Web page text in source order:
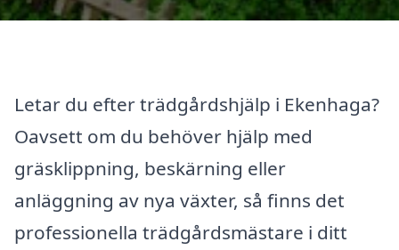
Letar du efter trädgårdshjälp i Ekenhaga?
Oavsett om du behöver hjälp med
gräsklippning, beskärning eller
anläggning av nya växter, så finns det
professionella trädgårdsmästare i ditt